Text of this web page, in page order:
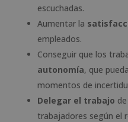
escuchadas.
Aumentar la
empleados.
Conseguir que los
autonomía, que
momentos de
Delegar el trabajo
trabajadores según el